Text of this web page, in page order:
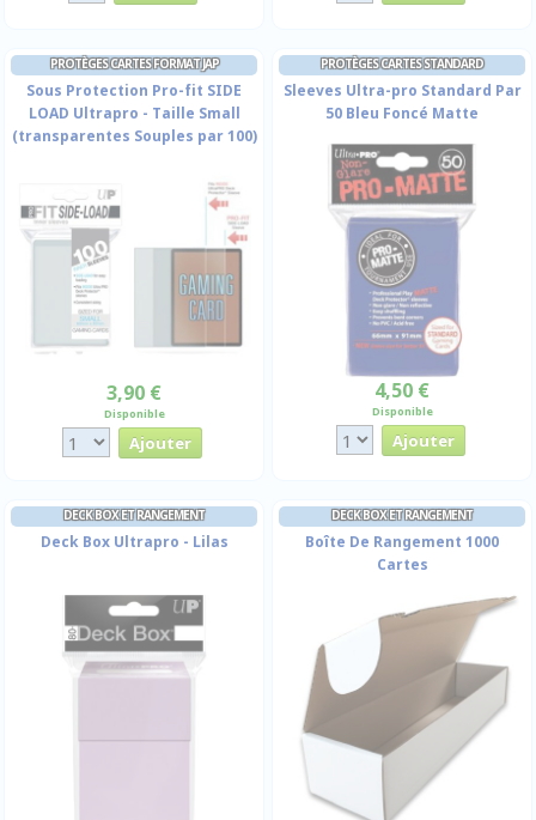
PROTÈGES CARTES FORMAT JAP
Sous Protection Pro-fit SIDE
LOAD Ultrapro - Taille Small
(transparentes Souples par 100)
3,90 €
Disponible
PROTÈGES CARTES STANDARD
Sleeves Ultra-pro Standard Par
50 Bleu Foncé Matte
4,50 €
Disponible
DECK BOX ET RANGEMENT
Deck Box Ultrapro - Lilas
DECK BOX ET RANGEMENT
Boîte De Rangement 1000
Cartes